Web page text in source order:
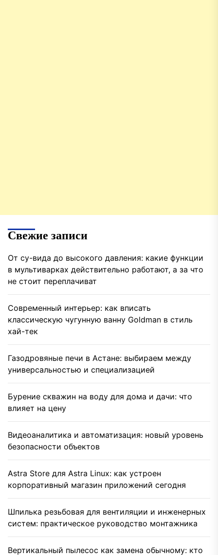
Свежие записи
От су-вида до высокого давления: какие функции
в мультиварках действительно работают, а за что
не стоит переплачиват
Современный интерьер: как вписать
классическую чугунную ванну Goldman в стиль
хай-тек
Газодровяные печи в Астане: выбираем между
универсальностью и специализацией
Бурение скважин на воду для дома и дачи: что
влияет на цену
Видеоаналитика и автоматизация: новый уровень
безопасности объектов
Astra Store для Astra Linux: как устроен
корпоративный магазин приложений сегодня
Шпилька резьбовая для вентиляции и инженерных
систем: практическое руководство монтажника
Вертикальный пылесос как замена обычному: кто